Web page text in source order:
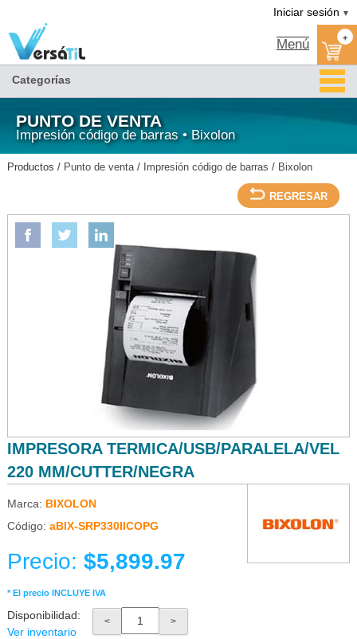
IMPRESORA TERMICA/USB/PARALELA/VEL 220 MM/CUTTER/NEGRA-Iniciar sesión ▼
Menú +
Categorías
PUNTO DE VENTA
Impresión código de barras • Bixolon
Productos / Punto de venta/ Impresión código de barras / Bixolon
REGRESAR
IMPRESORA TERMICA/USB/PARALELA/VEL 220 MM/CUTTER/NEGRA-BIXOLON
IMPRESORA TERMICA/USB/PARALELA/VEL
220 MM/CUTTER/NEGRA
Marca: BIXOLON
Código: aBIX-SRP330IICOPG
Precio: $5,899.97
* El precio INCLUYE IVA
Disponibilidad:
Ver inventario
< >
BIXOLON